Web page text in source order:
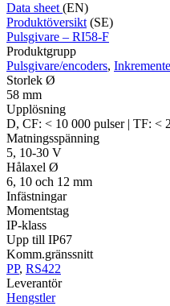
Data sheet (EN)
Produktöversikt (SE)
Pulsgivare – RI58-F
Produktgrupp
Pulsgivare/encoders,
Storlek Ø
58 mm
Upplösning
D, CF: < 10 000 pulser | TF: <
Matningsspänning
5, 10-30 V
Hålaxel Ø
6, 10 och 12 mm
Infästningar
Momentstag
IP-klass
Upp till IP67
Komm.gränssnitt
PP, RS422
Leverantör
Hengstler